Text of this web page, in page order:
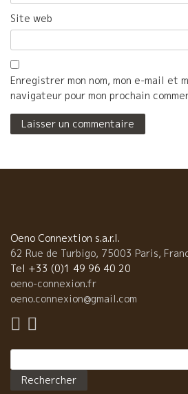
Site web
Enregistrer mon nom, mon e-mail et
navigateur pour mon prochain
Oeno Connextion s.a.r.l.
62 Rue de Turbigo, 75003 Paris,
Tel +33 (0)1 49 96 40 20
oeno-connexion.fr
oeno.connexion@gmail.com